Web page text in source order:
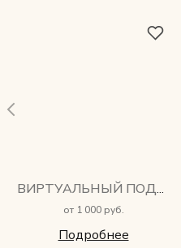
ВИРТУАЛЬНЫЙ ПОДАРОЧНЫЙ СЕРТИФИКАТ
от 1 000 руб.
Подробнее